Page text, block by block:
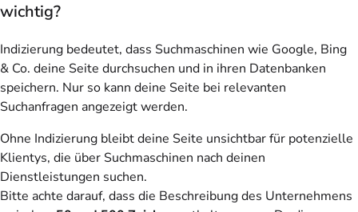
wichtig?
Indizierung bedeutet, dass Suchmaschinen wie Google, Bing
& Co. deine Seite durchsuchen und in ihren Datenbanken
speichern. Nur so kann deine Seite bei relevanten
Suchanfragen angezeigt werden.
Ohne Indizierung bleibt deine Seite unsichtbar für potenzielle
Klientys, die über Suchmaschinen nach deinen
Dienstleistungen suchen.
Bitte achte darauf, dass die Beschreibung des Unternehmens